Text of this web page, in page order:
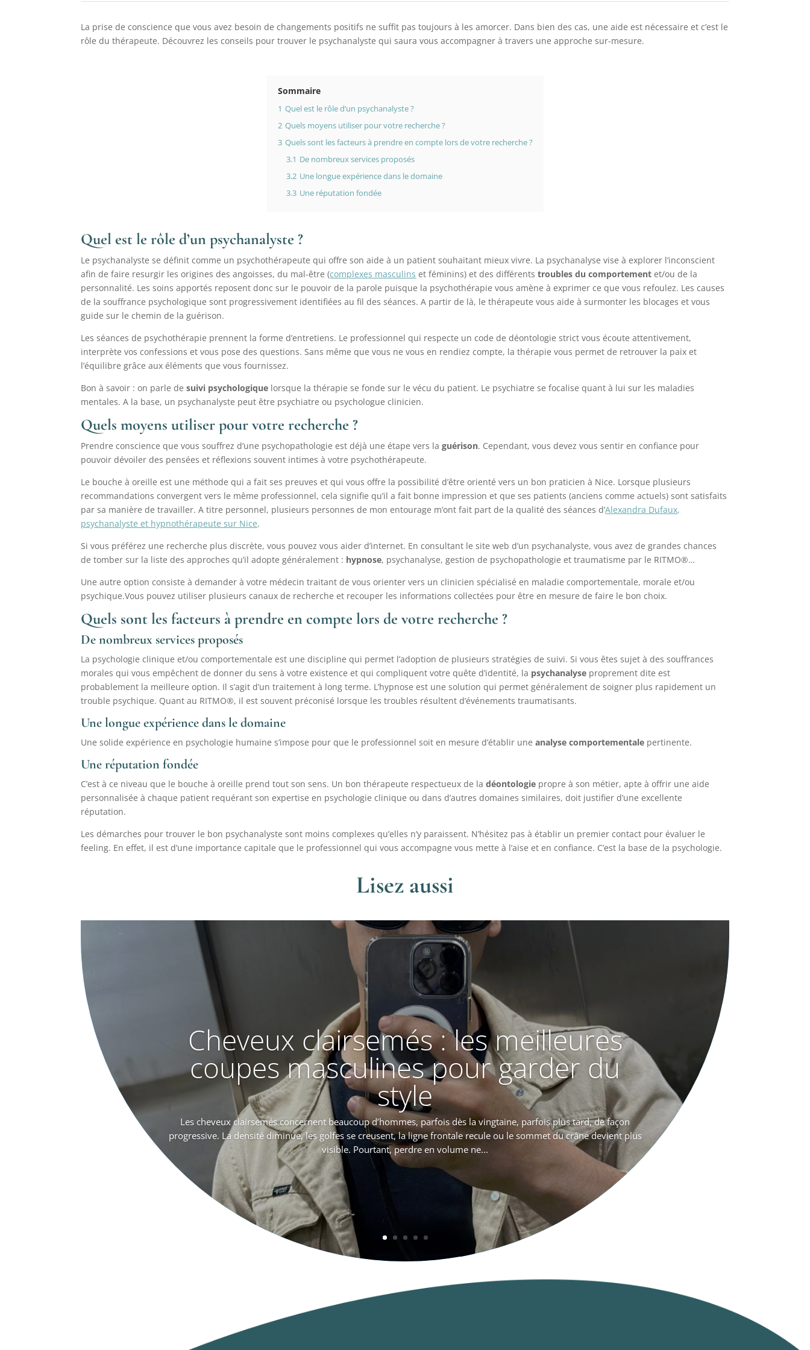
La prise de conscience que vous avez besoin de changements positifs ne suffit pas toujours à les amorcer. Dans bien des cas, une aide est nécessaire et c’est le
rôle du thérapeute. Découvrez les conseils pour trouver le psychanalyste qui saura vous accompagner à travers une approche sur-mesure.
Sommaire
1 Quel est le rôle d’un psychanalyste ?
2 Quels moyens utiliser pour votre recherche ?
3 Quels sont les facteurs à prendre en compte lors de votre recherche ?
3.1 De nombreux services proposés
3.2 Une longue expérience dans le domaine
3.3 Une réputation fondée
Quel est le rôle d’un psychanalyste ?
Le psychanalyste se définit comme un psychothérapeute qui offre son aide à un patient souhaitant mieux vivre. La psychanalyse vise à explorer l’inconscient
afin de faire resurgir les origines des angoisses, du mal-être (complexes masculins et féminins) et des différentstroubles du comportement et/ou de la
personnalité. Les soins apportés reposent donc sur le pouvoir de la parole puisque la psychothérapie vous amène à exprimer ce que vous refoulez. Les causes
de la souffrance psychologique sont progressivement identifiées au fil des séances. A partir de là, le thérapeute vous aide à surmonter les blocages et vous
guide sur le chemin de la guérison.
Les séances de psychothérapie prennent la forme d’entretiens. Le professionnel qui respecte un code de déontologie strict vous écoute attentivement,
interprète vos confessions et vous pose des questions. Sans même que vous ne vous en rendiez compte, la thérapie vous permet de retrouver la paix et
l’équilibre grâce aux éléments que vous fournissez.
Bon à savoir : on parle desuivi psychologique lorsque la thérapie se fonde sur le vécu du patient. Le psychiatre se focalise quant à lui sur les maladies
mentales. A la base, un psychanalyste peut être psychiatre ou psychologue clinicien.
Quels moyens utiliser pour votre recherche ?
Prendre conscience que vous souffrez d’une psychopathologie est déjà une étape vers laguérison. Cependant, vous devez vous sentir en confiance pour
pouvoir dévoiler des pensées et réflexions souvent intimes à votre psychothérapeute.
Le bouche à oreille est une méthode qui a fait ses preuves et qui vous offre la possibilité d’être orienté vers un bon praticien à Nice. Lorsque plusieurs
recommandations convergent vers le même professionnel, cela signifie qu’il a fait bonne impression et que ses patients (anciens comme actuels) sont satisfaits
par sa manière de travailler. A titre personnel, plusieurs personnes de mon entourage m’ont fait part de la qualité des séances d’Alexandra Dufaux,
psychanalyste et hypnothérapeute sur Nice.
Si vous préférez une recherche plus discrète, vous pouvez vous aider d’internet. En consultant le site web d’un psychanalyste, vous avez de grandes chances
de tomber sur la liste des approches qu’il adopte généralement : hypnose, psychanalyse, gestion de psychopathologie et traumatisme par le RITMO®…
Une autre option consiste à demander à votre médecin traitant de vous orienter vers un clinicien spécialisé en maladie comportementale, morale et/ou
psychique.Vous pouvez utiliser plusieurs canaux de recherche et recouper les informations collectées pour être en mesure de faire le bon choix.
Quels sont les facteurs à prendre en compte lors de votre recherche ?
De nombreux services proposés
La psychologie clinique et/ou comportementale est une discipline qui permet l’adoption de plusieurs stratégies de suivi. Si vous êtes sujet à des souffrances
morales qui vous empêchent de donner du sens à votre existence et qui compliquent votre quête d’identité, la psychanalyse proprement dite est
probablement la meilleure option. Il s’agit d’un traitement à long terme. L’hypnose est une solution qui permet généralement de soigner plus rapidement un
trouble psychique. Quant au RITMO®, il est souvent préconisé lorsque les troubles résultent d’événements traumatisants.
Une longue expérience dans le domaine
Une solide expérience en psychologie humaine s’impose pour que le professionnel soit en mesure d’établir uneanalyse comportementale pertinente.
Une réputation fondée
C’est à ce niveau que le bouche à oreille prend tout son sens. Un bon thérapeute respectueux de ladéontologie propre à son métier, apte à offrir une aide
personnalisée à chaque patient requérant son expertise en psychologie clinique ou dans d’autres domaines similaires, doit justifier d’une excellente
réputation.
Les démarches pour trouver le bon psychanalyste sont moins complexes qu’elles n’y paraissent. N’hésitez pas à établir un premier contact pour évaluer le
feeling. En effet, il est d’une importance capitale que le professionnel qui vous accompagne vous mette à l’aise et en confiance. C’est la base de la psychologie.
Lisez aussi
Cheveux clairsemés : les meilleures
coupes masculines pour garder du
style
Les cheveux clairsemés concernent beaucoup d’hommes, parfois dès la vingtaine, parfois plus tard, de façon
progressive. La densité diminue, les golfes se creusent, la ligne frontale recule ou le sommet du crâne devient plus
visible. Pourtant, perdre en volume ne...